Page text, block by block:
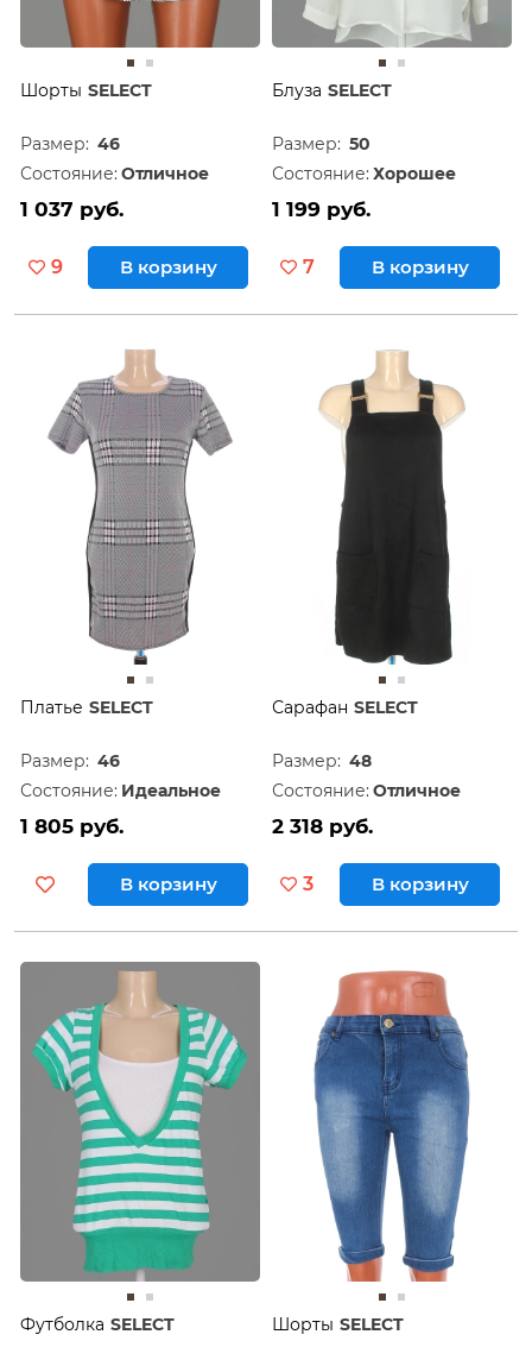
Шорты SELECT
Размер: 46
Состояние: Отличное
1 037 руб.
9 В корзину
Блуза SELECT
Размер: 50
Состояние: Хорошее
1 199 руб.
7 В корзину
Платье SELECT
Размер: 46
Состояние: Идеальное
1 805 руб.
В корзину
Сарафан SELECT
Размер: 48
Состояние: Отличное
2 318 руб.
3 В корзину
Футболка SELECT Шорты SELECT